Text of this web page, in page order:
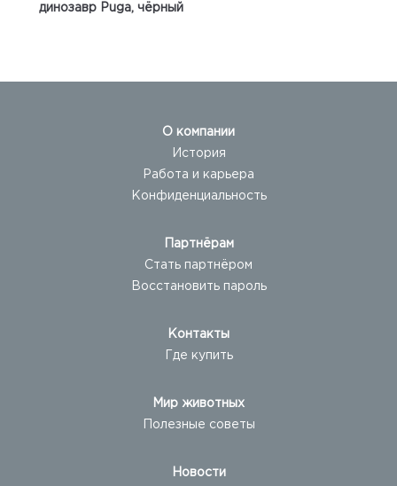
динозавр Puga, чёрный
О компании
История
Работа и карьера
Конфиденциальность
Партнёрам
Стать партнёром
Восстановить пароль
Контакты
Где купить
Мир животных
Полезные советы
Новости